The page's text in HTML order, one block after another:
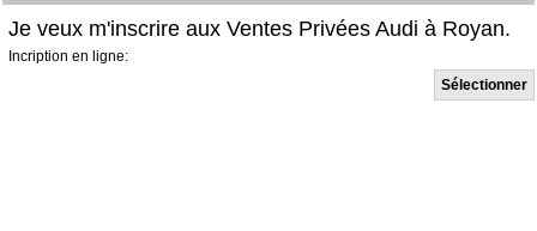
Je veux m'inscrire aux Ventes Privées Audi à Royan.
Incription en ligne:
Sélectionner